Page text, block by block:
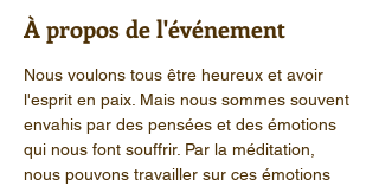
À propos de l'événement
Nous voulons tous être heureux et avoir
l'esprit en paix. Mais nous sommes souvent
envahis par des pensées et des émotions
qui nous font souffrir. Par la méditation,
nous pouvons travailler sur ces émotions